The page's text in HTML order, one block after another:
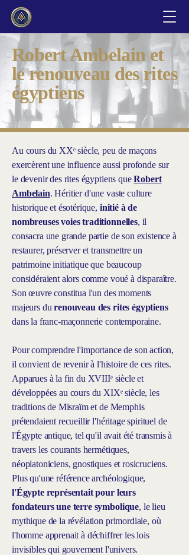
Robert Ambelain et
le renouveau des rites
égyptiens
Au cours du XXᵉ siècle, peu de maçons
exercèrent une influence aussi profonde sur
le devenir des rites égyptiens queRobert
Ambelain. Héritier d'une vaste culture
historique et ésotérique, initié à de
nombreuses voies traditionnelles, il
consacra une grande partie de son existence à
restaurer, préserver et transmettre un
patrimoine initiatique que beaucoup
considéraient alors comme voué à disparaître.
Son œuvre constitua l'un des moments
majeurs durenouveau des rites égyptiens
dans la franc-maçonnerie contemporaine.
Pour comprendre l'importance de son action,
il convient de revenir à l'histoire de ces rites.
Apparues à la fin du XVIIIᵉ siècle et
développées au cours du XIXᵉ siècle, les
traditions de Misraïm et de Memphis
prétendaient recueillir l'héritage spirituel de
l'Égypte antique, tel qu'il avait été transmis à
travers les courants hermétiques,
néoplatoniciens, gnostiques et rosicruciens.
Plus qu'une référence archéologique,
l'Égypte représentait pour leurs
fondateurs une terre symbolique, le lieu
mythique de la révélation primordiale, où
l'homme apprenait à déchiffrer les lois
invisibles qui gouvernent l'univers.